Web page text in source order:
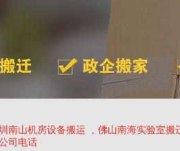
南山机房设备搬运 , 佛山南海实验室搬
司电话